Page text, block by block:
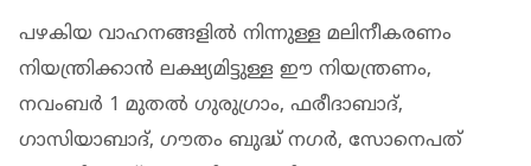
പഴകിയ വാഹനങ്ങളില്‍ നിന്നുള്ള മലിനീകരണം
നിയന്ത്രിക്കാന്‍ ലക്ഷ്യമിട്ടുള്ള ഈ നിയന്ത്രണം,
നവംബര്‍ 1 മുതല്‍ ഗുരുഗ്രാം, ഫരീദാബാദ്,
ഗാസിയാബാദ്, ഗൗതം ബുദ്ധ് നഗര്‍, സോനെപത്